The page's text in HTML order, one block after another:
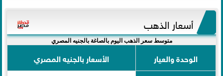
أسعار الذهب
متوسط سعر الذهب اليوم بالصاغة بالجنيه المصري
الوحدة والعيار
الأسعار بالجنيه المصري